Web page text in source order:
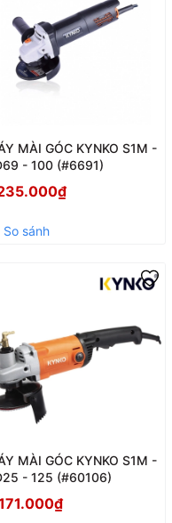
MÀI GÓC KYNKO S1M -
- 100 (#6691)
MÀI GÓC KYNKO S1M -
- 125 (#60106)